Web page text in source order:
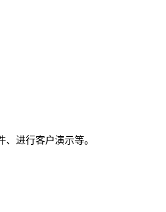
进行客户演示等。